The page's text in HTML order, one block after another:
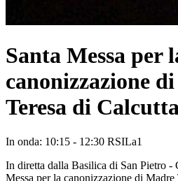
Santa Messa per
canonizzazione
Teresa di Calcutta
In onda: 10:15 - 12:30 RSILa1
In diretta dalla Basilica di San Pietro -
Messa per la canonizzazione di Madre